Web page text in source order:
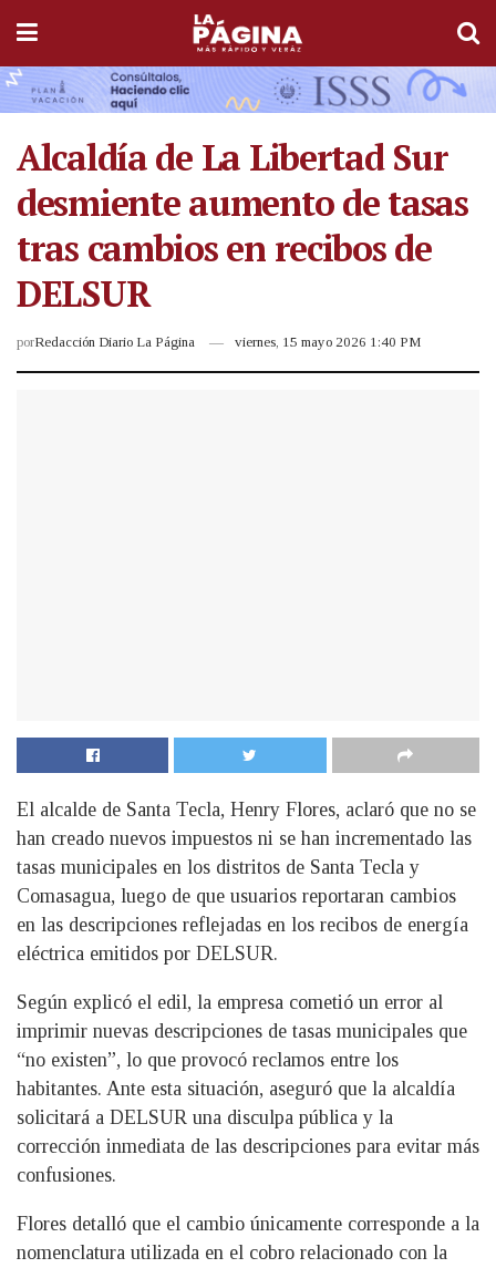
Alcaldía de La Libertad Sur
desmiente aumento de tasas
tras cambios en recibos de
DELSUR
porRedacción Diario La Página viernes, 15 mayo 2026 1:40 PM
El alcalde de Santa Tecla, Henry Flores, aclaró que no se
han creado nuevos impuestos ni se han incrementado las
tasas municipales en los distritos de Santa Tecla y
Comasagua, luego de que usuarios reportaran cambios
en las descripciones reflejadas en los recibos de energía
eléctrica emitidos por DELSUR.
Según explicó el edil, la empresa cometió un error al
imprimir nuevas descripciones de tasas municipales que
“no existen”, lo que provocó reclamos entre los
habitantes. Ante esta situación, aseguró que la alcaldía
solicitará a DELSUR una disculpa pública y la
corrección inmediata de las descripciones para evitar más
confusiones.
Flores detalló que el cambio únicamente corresponde a la
nomenclatura utilizada en el cobro relacionado con la